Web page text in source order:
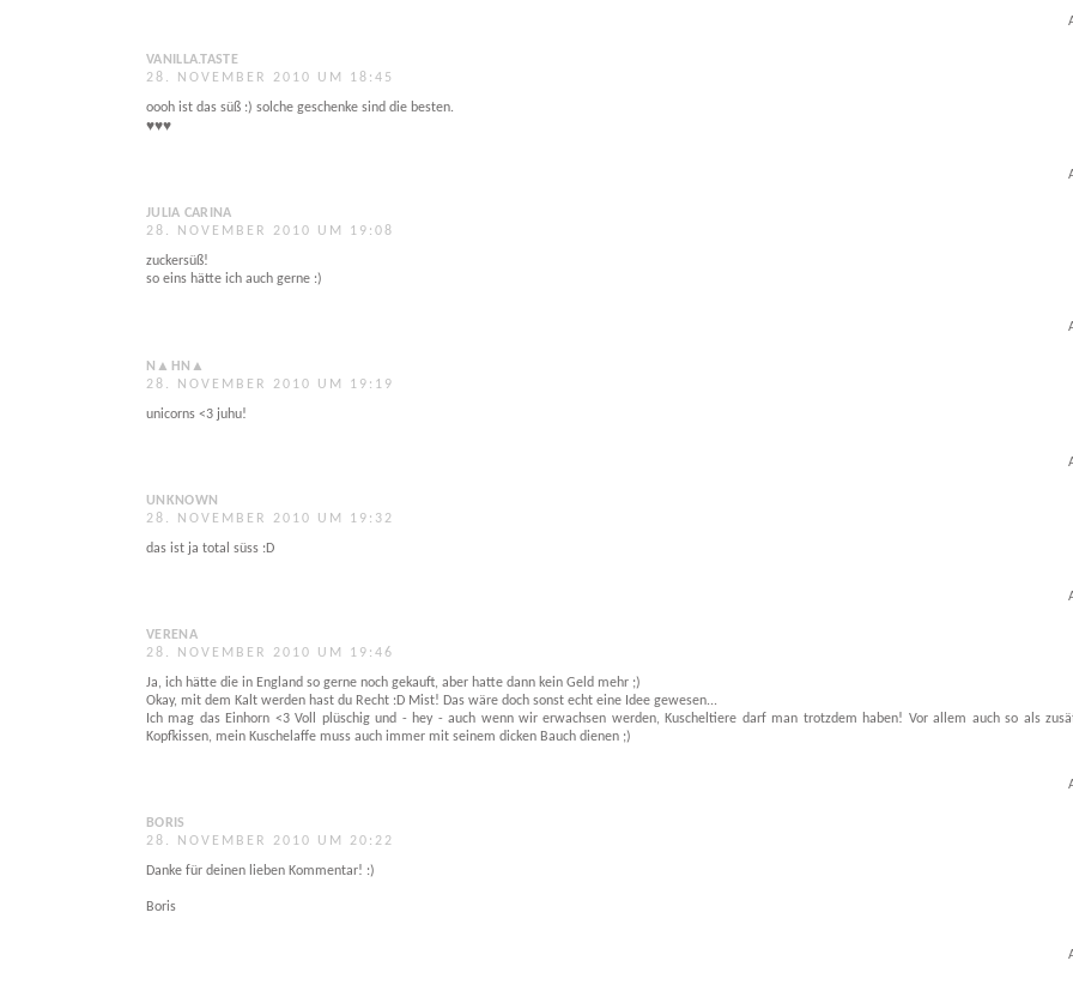
VANILLA.TASTE
28. NOVEMBER 2010 UM 18:45
oooh ist das süß :) solche geschenke sind die besten.
♥♥♥
JULIA CARINA
28. NOVEMBER 2010 UM 19:08
zuckersüß!
so eins hätte ich auch gerne :)
N▲HN▲
28. NOVEMBER 2010 UM 19:19
unicorns <3 juhu!
UNKNOWN
28. NOVEMBER 2010 UM 19:32
das ist ja total süss :D
VERENA
28. NOVEMBER 2010 UM 19:46
Ja, ich hätte die in England so gerne noch gekauft, aber hatte dann kein Geld mehr ;)
Okay, mit dem Kalt werden hast du Recht :D Mist! Das wäre doch sonst echt eine Idee gewesen...
Ich mag das Einhorn <3 Voll plüschig und - hey - auch wenn wir erwachsen werden, Kuscheltiere darf man trotzdem haben! Vor allem auch so als
Kopfkissen, mein Kuschelaffe muss auch immer mit seinem dicken Bauch dienen ;)
BORIS
28. NOVEMBER 2010 UM 20:22
Danke für deinen lieben Kommentar! :)
Boris